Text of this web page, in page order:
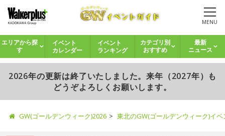
MENU
エリアから探
す
イベント
カレンダー
イベント
ランキング
カテゴリ別
おすすめ
最新
ニュース
2026年の更新は終了いたしました。来年（2027年）も
どうぞよろしくお願いします。
GW(ゴールデンウィーク)2026 東北のGW(ゴールデンウィーク)イ